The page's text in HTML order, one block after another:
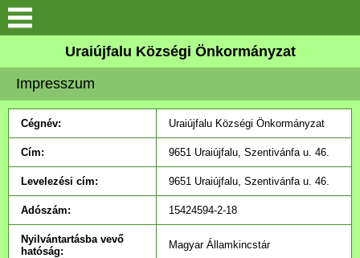
Köszöntő
Elérhetőségek
Uraiújfalu
Önkormányzat
Közös Önkormányzati
Hivatal
Uraiújfalu Községi Önkormányzat
Impresszum
Cégnév: Uraiújfalu Községi Önkormányzat
Cím: 9651 Uraiújfalu, Szentivánfa u. 46.
Levelezési cím: 9651 Uraiújfalu, Szentivánfa u. 46.
Adószám: 15424594-2-18
Nyilvántartásba vevő
hatóság:
Magyar Államkincstár